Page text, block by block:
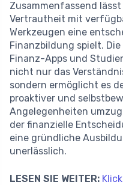
Zusammenfassend
Vertrautheit mit
Werkzeugen eine
Finanzbildung spielt.
Finanz-Apps und
nicht nur das
sondern ermöglicht es
proaktiver und
Angelegenheiten
der finanzielle
eine gründliche
unerlässlich.
LESEN SIE WEITER: